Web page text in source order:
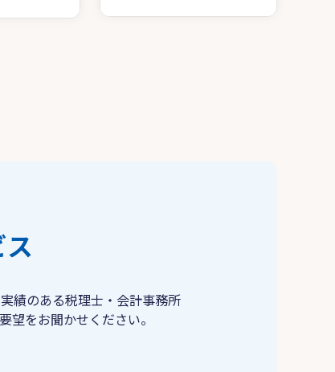
績のある税理士・会計事務所
望をお聞かせください。